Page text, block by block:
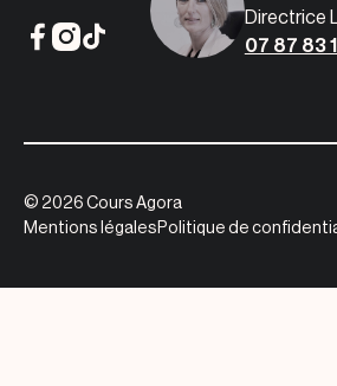
Directrice
07 87 83
© 2026 Cours Agora
Mentions légales Politique de